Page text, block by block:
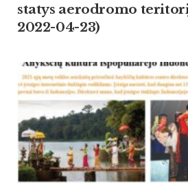
statys aerodromo
2022-04-23)